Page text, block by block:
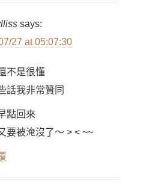
says:
27 at 05:07:30
不是很懂
話我非常贊同
點回來
要被淹沒了～ > < ~~